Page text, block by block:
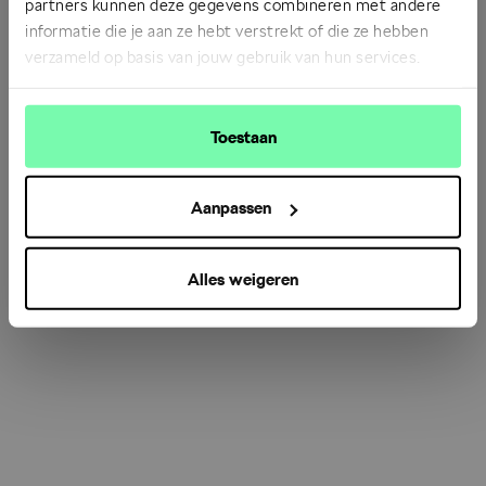
partners kunnen deze gegevens combineren met andere
informatie die je aan ze hebt verstrekt of die ze hebben
verzameld op basis van jouw gebruik van hun services.
Toestaan
Aanpassen
Alles weigeren